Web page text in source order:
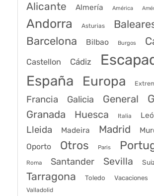
Alicante Almería América
Andorra Asturias
Barcelona Bilbao Burgos
Castellon Cádiz
España Europa
Francia Galicia General
Granada Huesca Italia
Lleida Madeira Madrid
Oporto Otros Paris
Roma Santander Sevilla
Tarragona Toledo Vacaciones
Valladolid